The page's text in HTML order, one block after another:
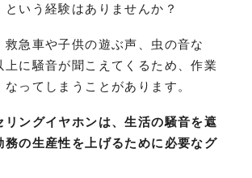
いう経験はありませんか？
救急車や子供の遊ぶ声、虫の音な
上に騒音が聞こえてくるため、作業
ってしまうことがあります。
リングイヤホンは、生活の騒音を遮
務の生産性を上げるために必要なグ